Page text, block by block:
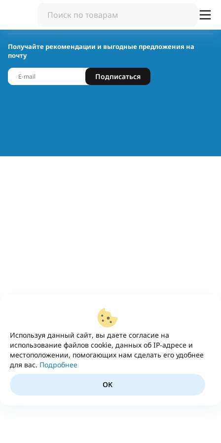
Используя данный сайт, вы даете согласие на
использование файлов cookie, данных об IP-адресе и
местоположении, помогающих нам сделать его удобнее
для вас. Подробнее
OK
Получайте рекомендации и выгодные предложения на
почту
Подписаться